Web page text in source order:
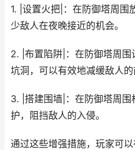
1. |设置火把|：在防御塔周围
少敌人在夜晚接近的机会。
2. |布置陷阱|：在防御塔周
坑洞，可以有效地减缓敌人的
3. |搭建围墙|：在防御塔周
护，阻挡敌人的入侵。
通过这些增强措施，玩家可